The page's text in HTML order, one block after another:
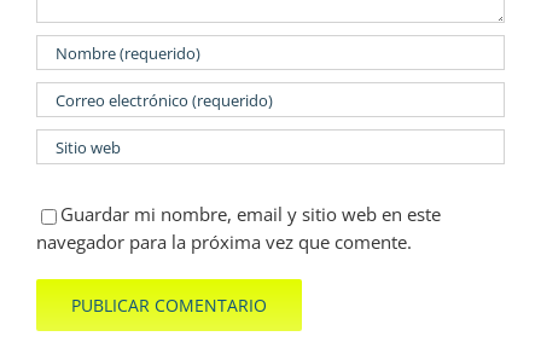
Guardar mi nombre, email y sitio web en este
navegador para la próxima vez que comente.